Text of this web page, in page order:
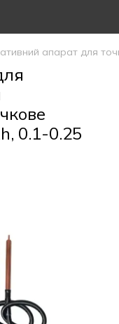
апарат для
0.1-0.25